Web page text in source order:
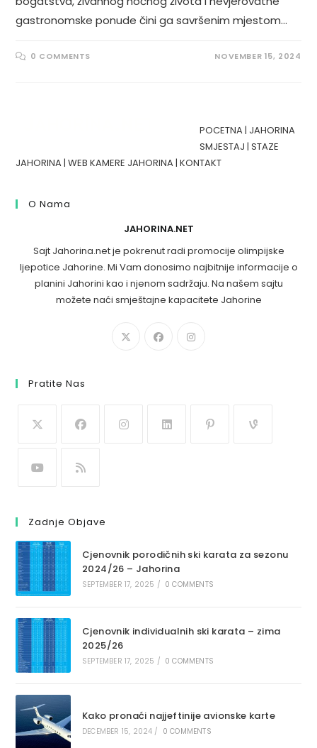
gastronomske ponude čini ga savršenim mjestom…
0 COMMENTS NOVEMBER 15, 2024
POCETNA | JAHORINA
SMJESTAJ |STAZE
JAHORINA |WEB KAMERE JAHORINA |KONTAKT
O Nama
JAHORINA.NET
Sajt Jahorina.net je pokrenut radi promocije olimpijske
ljepotice Jahorine. Mi Vam donosimo najbitnije informacije o
planini Jahorini kao i njenom sadržaju. Na našem sajtu
možete naći smještajne kapacitete Jahorine
Pratite Nas
Zadnje Objave
Cjenovnik porodičnih ski karata za sezonu
2024/26 – Jahorina
SEPTEMBER 17, 2025 / 0 COMMENTS
Cjenovnik individualnih ski karata – zima
2025/26
SEPTEMBER 17, 2025 / 0 COMMENTS
Kako pronaći najjeftinije avionske karte
DECEMBER 15, 2024 / 0 COMMENTS